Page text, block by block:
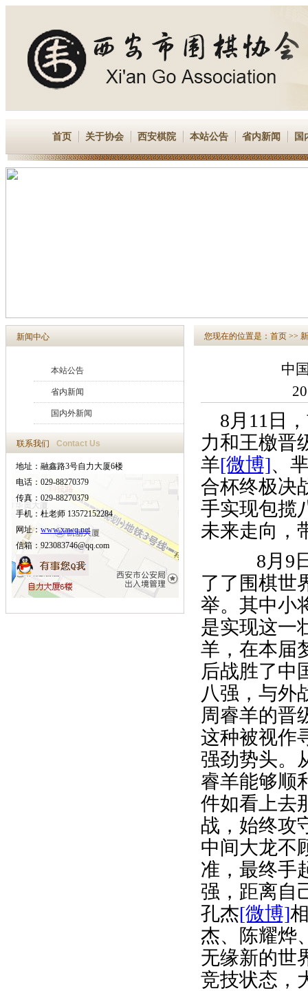
首页 关于协会 西安棋院 本站公告 省内新闻 国
新闻中心
本站公告
省内新闻
国内外新闻
联系我们 Contact Us
地址：融鑫路3号自力大厦6楼
电话：029-88270379
传真：029-88270379
手机：杜老师 13572152284
网址： www.xawq.net
信箱：923083746@qq.com
您现在的位置是： 首页 >>
中
8月11日，
力和王檄晋
羊[微博]、
合杯终极决
手实现包揽
未来走向，
8月9日
了了围棋世
举。其中小
是实现这一
羊，在本届
后战胜了中
八强，与外
周睿羊的晋
这种被视作
强劲势头。
睿羊能够顺
件如看上去
战，始终攻
中间大龙不
准，最终手
强，距离自
孔杰[微博]
杰、陈耀烨
无缘新的世
竞技状态，